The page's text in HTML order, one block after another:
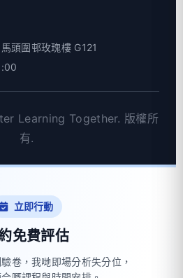
頭圍邨玫瑰樓 G121
Learning Together. 版權所
有.
立即行動
免費評估
卷，我哋即場分析失分位，